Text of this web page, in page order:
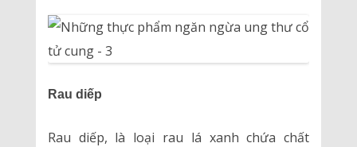
Rau diếp
Rau diếp, là loại rau lá xanh chứa chất